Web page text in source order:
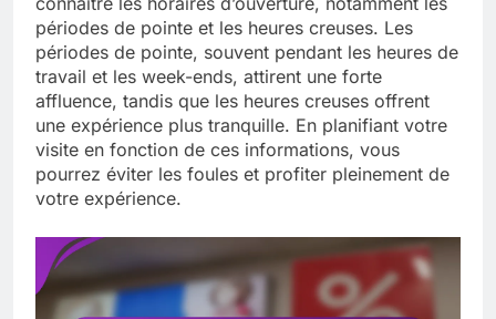
périodes de pointe et les heures creuses. Les
périodes de pointe, souvent pendant les heures de
travail et les week-ends, attirent une forte
affluence, tandis que les heures creuses offrent
une expérience plus tranquille. En planifiant votre
visite en fonction de ces informations, vous
pourrez éviter les foules et profiter pleinement de
votre expérience.